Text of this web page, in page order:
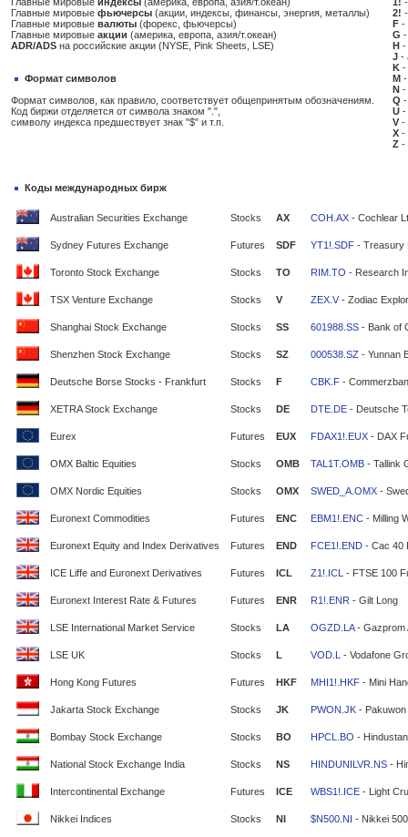
Главные мировые фьючерсы (акции, индексы, финансы, энергия, металлы)
Главные мировые валюты (форекс, фьючерсы)
Главные мировые акции (америка, европа, азия/т.океан)
ADR/ADS на российские акции (NYSE, Pink Sheets, LSE)
Формат символов
Формат символов, как правило, соответствует общепринятым обозначениям.
Код биржи отделяется от символа знаком ".",
символу индекса предшествует знак "$" и т.п.
2!
F -
G
H -
J -
K -
M
N -
Q -
U -
V -
X -
Z -
Коды международных бирж
Australian Securities Exchange Stocks AX COH.AX - Cochlear
Sydney Futures Exchange Futures SDF YT1!.SDF - Treasury
Toronto Stock Exchange Stocks TO RIM.TO - Research
TSX Venture Exchange Stocks V ZEX.V - Zodiac
Shanghai Stock Exchange Stocks SS 601988.SS - Bank of
Shenzhen Stock Exchange Stocks SZ 000538.SZ - Yunnan
Deutsche Borse Stocks - Frankfurt Stocks F CBK.F -
XETRA Stock Exchange Stocks DE DTE.DE - Deutsche
Eurex Futures EUX FDAX1!.EUX - DAX
OMX Baltic Equities Stocks OMB TAL1T.OMB - Tallink
OMX Nordic Equities Stocks OMX SWED_A.OMX -
Euronext Commodities Futures ENC EBM1!.ENC - Milling
Euronext Equity and Index Derivatives Futures END FCE1!.END - Cac 40
ICE Liffe and Euronext Derivatives Futures ICL Z1!.ICL - FTSE 100
Euronext Interest Rate & Futures Futures ENR R1!.ENR - Gilt Long
LSE International Market Service Stocks LA OGZD.LA- Gazprom
LSE UK Stocks L VOD.L - Vodafone
Hong Kong Futures Futures HKF MHI1!.HKF - Mini
Jakarta Stock Exchange Stocks JK PWON.JK -
Bombay Stock Exchange Stocks BO HPCL.BO -
National Stock Exchange India Stocks NS HINDUNILVR.NS -
Intercontinental Exchange Futures ICE WBS1!.ICE - Light
Nikkei Indices Stocks NI $N500.NI - Nikkei 500